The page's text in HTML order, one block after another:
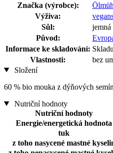
Značka (výrobce):
Výživa:
Sůl:
jemná
Původ:
Informace ke skladování:
Vlastnosti:
bez
Složení
60 % bio mouka z dýňových
Nutriční hodnoty
Nutriční hodnoty
Energie/energetická hodnota
tuk
z toho nasycené mastné